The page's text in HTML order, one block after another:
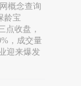
概念查询
龄宝
点收盘，
，成交量
迎来爆发